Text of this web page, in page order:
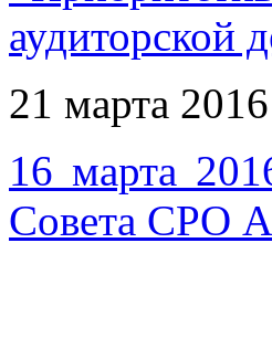
аудиторской
21 марта 2016
16 марта
Совета СРО